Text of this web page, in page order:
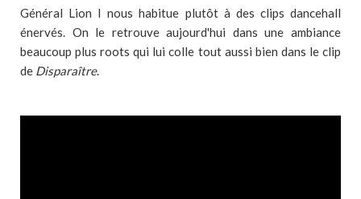
Général Lion I nous habitue plutôt à des clips dancehall
énervés. On le retrouve aujourd'hui dans une ambiance
beaucoup plus roots qui lui colle tout aussi bien dans le clip
de Disparaître.